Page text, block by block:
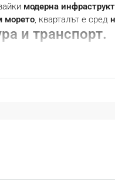
модерна
морето, кварталът е сред
и транспорт.
до центъра на Варна,
– През
"Бриз" се намират
Детски градини– В